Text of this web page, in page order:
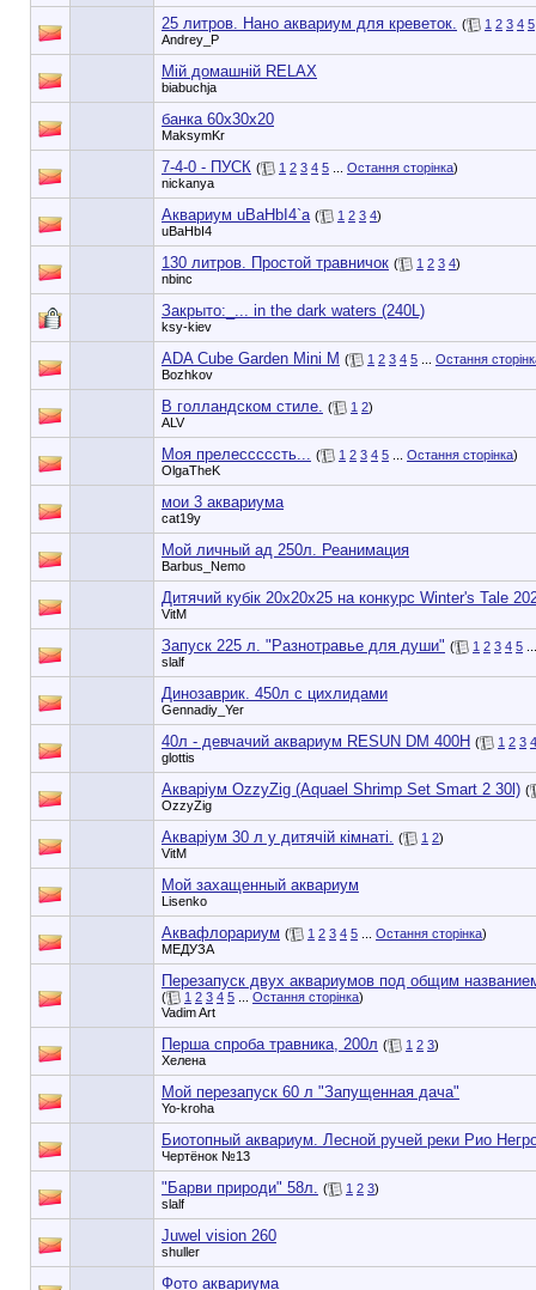
25 литров. Нано аквариум для креветок. ( 1 2 3 4 5
Andrey_P
Мій домашній RELAX
biabuchja
банка 60х30х20
MaksymKr
7-4-0 - ПУСК ( 1 2 3 4 5 Остання сторінка)
nickanya
Аквариум uBaHbI4`a ( 1 2 3 4)
uBaHbI4
130 литров. Простой травничок ( 1 2 3 4)
nbinc
Закрыто:_ ... in the dark waters (240L)
ksy-kiev
ADA Cube Garden Mini M ( 1 2 3 4 5
Остання
Bozhkov
В голландском стиле. ( 1 2)
ALV
Моя прелесссссть... ( 1 2 3 4 5 Остання сторінка)
OlgaTheK
мои 3 аквариума
cat19y
Мой личный ад 250л. Реанимация
Barbus_Nemo
Дитячий кубік 20х20х25 на конкурс Winter's Tale
VitM
Запуск 225 л. "Разнотравье для души" ( 1 2 3 4 5
slalf
Динозаврик. 450л с цихлидами
Gennadiy_Yer
40л - девчачий аквариум RESUN DM 400H ( 1 2 3 4
glottis
Акваріум OzzyZig (Aquael Shrimp Set Smart 2 30l) (
OzzyZig
Акваріум 30 л у дитячій кімнаті. ( 1 2)
VitM
Мой захащенный аквариум
Lisenko
Аквафлорариум ( 1 2 3 4 5 Остання сторінка)
МЕДУЗА
Перезапуск двух аквариумов под общим
( 1 2 3 4 5 Остання сторінка)
Vadim Art
Перша спроба травника, 200л ( 1 2 3)
Хелена
Мой перезапуск 60 л "Запущенная дача"
Yo-kroha
Биотопный аквариум. Лесной ручей реки Рио
Чертёнок №13
"Барви природи" 58л. ( 1 2 3)
slalf
Juwel vision 260
shuller
Фото аквариума